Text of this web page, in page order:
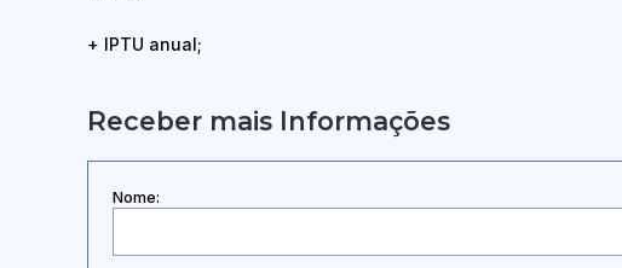
+ IPTU anual;
Receber mais Informações
Nome: